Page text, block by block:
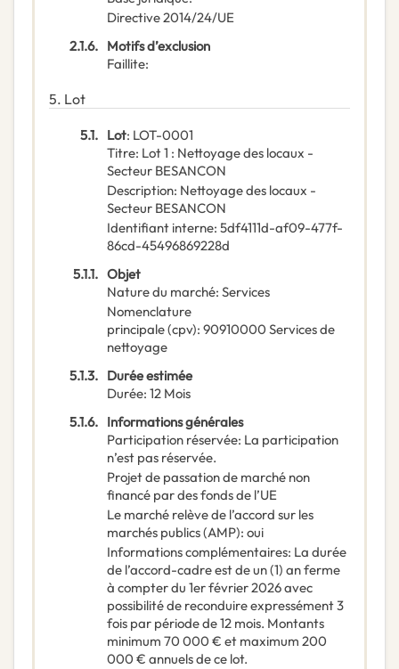
Directive 2014/24/UE
2.1.6. Motifs d’exclusion
Faillite:
5. Lot
5.1. Lot: LOT-0001
Titre: Lot 1 : Nettoyage des locaux -
Secteur BESANCON
Description: Nettoyage des locaux -
Secteur BESANCON
Identifiant interne: 5df4111d-af09-477f-
86cd-45496869228d
5.1.1. Objet
Nature du marché: Services
Nomenclature
principale(cpv): 90910000 Services de
nettoyage
5.1.3. Durée estimée
Durée: 12 Mois
5.1.6. Informations générales
Participation réservée: La participation
n’est pas réservée.
Projet de passation de marché non
financé par des fonds de l’UE
Le marché relève de l’accord sur les
marchés publics (AMP): oui
Informations complémentaires: La durée
de l’accord-cadre est de un (1) an ferme
à compter du 1er février 2026 avec
possibilité de reconduire expressément 3
fois par période de 12 mois. Montants
minimum 70 000 € et maximum 200
000 € annuels de ce lot.